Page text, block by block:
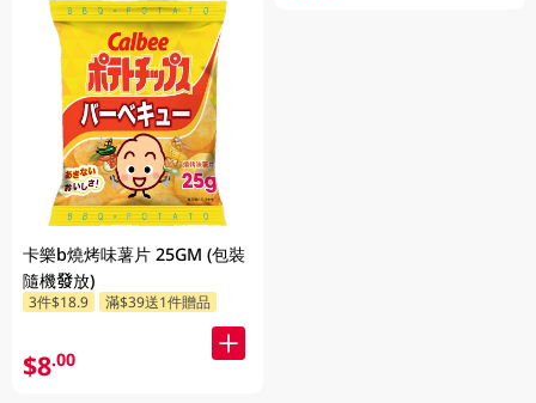
卡樂b燒烤味薯片 25GM (包裝
隨機發放)
3件$18.9 滿$39送1件贈品
$8.00